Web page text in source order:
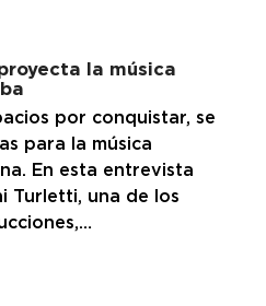
la música
por conquistar, se
para la música
En esta entrevista
Turletti, una de los